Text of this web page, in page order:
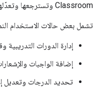
Classroom وتسترجعها وتعدّلها ومحتواها.
تشمل بعض حالات الاستخدام
إدارة الدورات التدريبية
إضافة الواجبات
تحديد الدرجات وتعديل